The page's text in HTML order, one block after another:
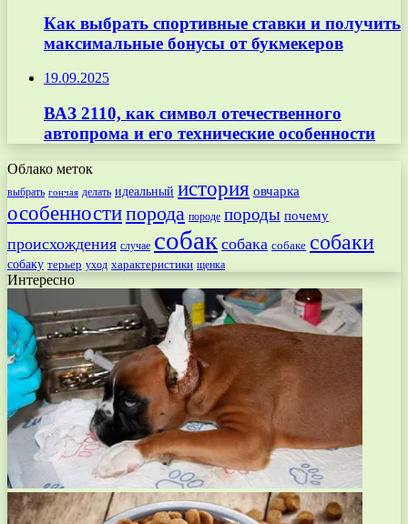
Как выбрать спортивные ставки и получить
максимальные бонусы от букмекеров
19.09.2025
ВАЗ 2110, как символ отечественного
автопрома и его технические особенности
Облако меток
выбрать гончая делать идеальный история овчарка
особенностипорода породе породы почему
происхождения случае собак собака собаке собаки
собаку терьер уход характеристики щенка
Интересно